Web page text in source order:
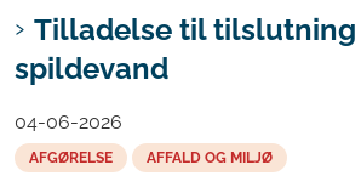
Tilladelse til
spildevand
04-06-2026
AFGØRELSE AFFALD OG MILJØ